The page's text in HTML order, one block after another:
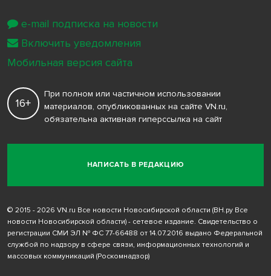
НАПИСАТЬ В РЕДАКЦИЮ
16+
При полном или частичном использовании
материалов, опубликованных на сайте VN.ru,
обязательна активная гиперссылка на сайт
© 2015 - 2026 VN.ru Все новости Новосибирской области (ВН.ру Все
новости Новосибирской области) - сетевое издание. Свидетельство о
регистрации СМИ ЭЛ № ФС 77-66488 от 14.07.2016 выдано Федеральной
службой по надзору в сфере связи, информационных технологий и
массовых коммуникаций (Роскомнадзор)
e-mail подписка на новости
Включить уведомления
Мобильная версия сайта